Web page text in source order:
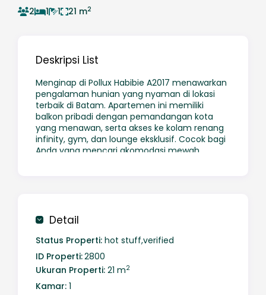
2 1 1 21 m2
Deskripsi List
Menginap di Pollux Habibie A2017 menawarkan
pengalaman hunian yang nyaman di lokasi
terbaik di Batam. Apartemen ini memiliki
balkon pribadi dengan pemandangan kota
yang menawan, serta akses ke kolam renang
infinity, gym, dan lounge eksklusif. Cocok bagi
Anda yang mencari akomodasi mewah
✔ Kolam renang rooftop & gym
✔ Dekat pusat perbelanjaan & restoran
✔ Smart TV, WiFi cepat, & dapur lengkap
Pesan sekarang di SleepRest.id dan rasakan
kenyamanan terbaik di Batam!
Detail
Status Properti: hot stuff,verified
ID Properti:2800
Ukuran Properti: 21 m2
Kamar: 1